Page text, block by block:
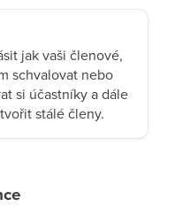
jak vaši členové,
schvalovat nebo
si účastníky a dále
stálé členy.